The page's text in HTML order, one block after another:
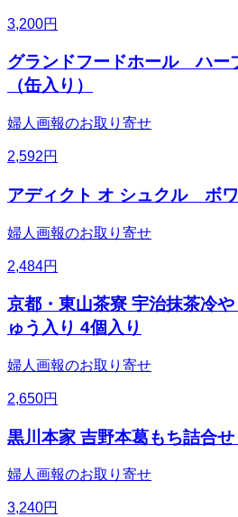
3,200円
グランドフードホール ハー
（缶入り）
婦人画報のお取り寄せ
2,592円
アディクト オ シュクル ボ
婦人画報のお取り寄せ
2,484円
京都・東山茶寮 宇治抹茶冷
ゅう入り 4個入り
婦人画報のお取り寄せ
2,650円
黒川本家 吉野本葛もち詰合せ
婦人画報のお取り寄せ
3,240円